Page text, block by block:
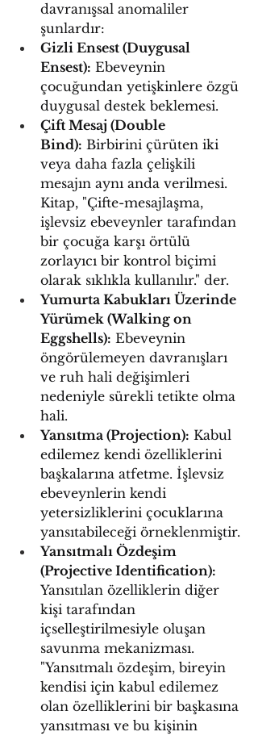
davranışsal anomaliler
şunlardır:
Gizli Ensest (Duygusal
Ensest): Ebeveynin
çocuğundan yetişkinlere özgü
duygusal destek beklemesi.
Çift Mesaj (Double
Bind): Birbirini çürüten iki
veya daha fazla çelişkili
mesajın aynı anda verilmesi.
Kitap, "Çifte-mesajlaşma,
işlevsiz ebeveynler tarafından
bir çocuğa karşı örtülü
zorlayıcı bir kontrol biçimi
olarak sıklıkla kullanılır." der.
Yumurta Kabukları Üzerinde
Yürümek (Walking on
Eggshells): Ebeveynin
öngörülemeyen davranışları
ve ruh hali değişimleri
nedeniyle sürekli tetikte olma
hali.
Yansıtma (Projection): Kabul
edilemez kendi özelliklerini
başkalarına atfetme. İşlevsiz
ebeveynlerin kendi
yetersizliklerini çocuklarına
yansıtabileceği örneklenmiştir.
Yansıtmalı Özdeşim
(Projective Identification):
Yansıtılan özelliklerin diğer
kişi tarafından
içselleştirilmesiyle oluşan
savunma mekanizması.
"Yansıtmalı özdeşim, bireyin
kendisi için kabul edilemez
olan özelliklerini bir başkasına
yansıtması ve bu kişinin